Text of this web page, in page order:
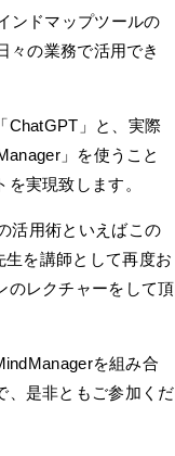
ンドマップツールの
々の業務で活用でき
ChatGPT」と、実際
」を使うこと
実現致します。
活用術といえばこの
を講師として再度お
のレクチャーをして頂
を組み合
、是非ともご参加くだ